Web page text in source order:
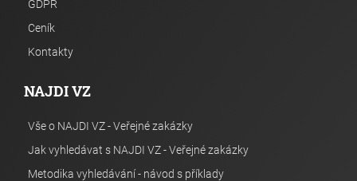
GDPR
Ceník
Kontakty
NAJDI VZ
Vše o NAJDI VZ - Veřejné zakázky
Jak vyhledávat s NAJDI VZ - Veřejné zakázky
Metodika vyhledávání - návod s příklady